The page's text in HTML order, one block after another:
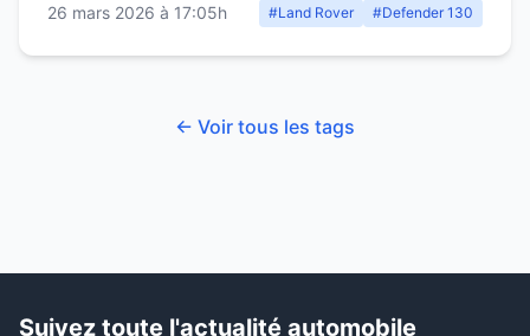
26 mars 2026 à 17:05h #Land Rover #Defender 130
← Voir tous les tags
Suivez toute l'actualité automobile